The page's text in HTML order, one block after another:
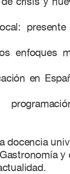
enfoques
en
docencia